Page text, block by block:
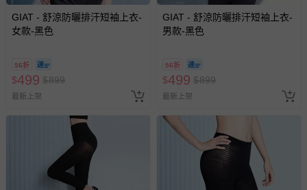
GIAT - 舒涼防曬排汗短袖上衣-
女款-黑色
56折
$499 $899
最新上架
GIAT - 舒涼防曬排汗短袖上衣-
男款-黑色
56折
$499 $899
最新上架